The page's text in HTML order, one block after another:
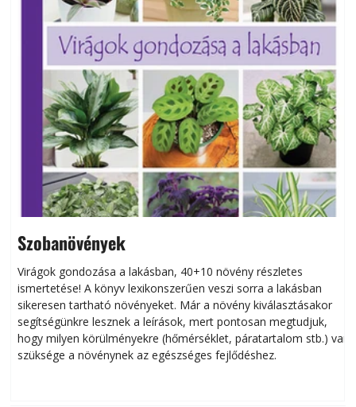
Szobanövények
Virágok gondozása a lakásban, 40+10 növény részletes
ismertetése! A könyv lexikonszerűen veszi sorra a lakásban
sikeresen tart­ha­tó növényeket. Már a növény kiválasztásakor
segítségünkre lesznek a leírások, mert pontosan megtudjuk,
hogy milyen körülményekre (hőmérséklet, páratartalom stb.) van
szüksége a növénynek az egészséges fejlődéshez.